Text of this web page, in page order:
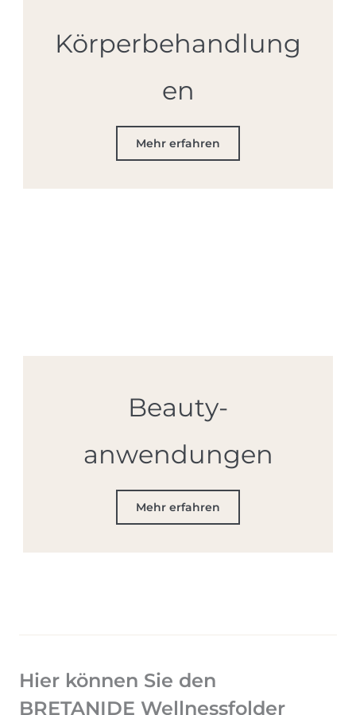
Körperbehandlung
en
Mehr erfahren
Beauty­
anwendungen
Mehr erfahren
Hier können Sie den
BRETANIDE Wellnessfolder